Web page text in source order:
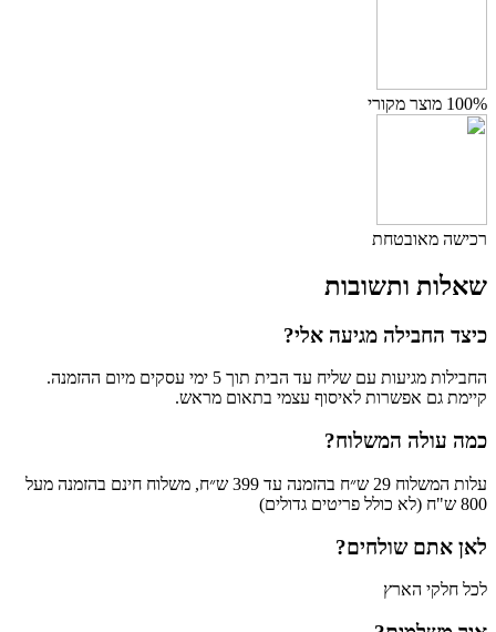
100% מוצר מקורי
רכישה מאובטחת
שאלות ותשובות
כיצד החבילה מגיעה אלי?
החבילות מגיעות עם שליח עד הבית תוך 5 ימי עסקים מיום ההזמנה.
קיימת גם אפשרות לאיסוף עצמי בתאום מראש.
כמה עולה המשלוח?
עלות המשלוח 29 ש״ח בהזמנה עד 399 ש״ח, משלוח חינם בהזמנה מעל
800 ש"ח (לא כולל פריטים גדולים)
לאן אתם שולחים?
לכל חלקי הארץ